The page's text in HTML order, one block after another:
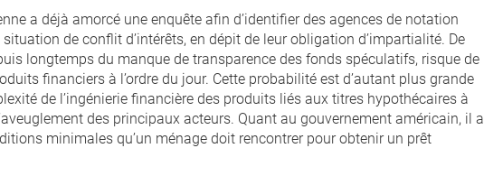
a déjà amorcé une enquête afin d’identifier des agences de notation
de conflit d’intérêts, en dépit de leur obligation d’impartialité. De
longtemps du manque de transparence des fonds spéculatifs, risque de
financiers à l’ordre du jour. Cette probabilité est d’autant plus grande
de l’ingénierie financière des produits liés aux titres hypothécaires à
des principaux acteurs. Quant au gouvernement américain, il a
minimales qu’un ménage doit rencontrer pour obtenir un prêt